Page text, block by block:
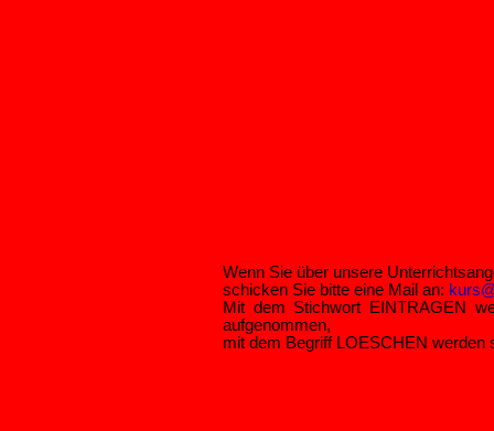
Wenn Sie über unsere
schicken Sie bitte eine Mail an:
Mit dem Stichwort EINTRAGEN
aufgenommen,
mit dem Begriff LOESCHEN werden